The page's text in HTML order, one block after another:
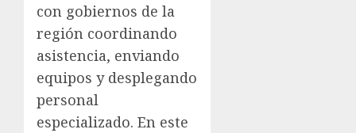
con gobiernos de la
región coordinando
asistencia, enviando
equipos y desplegando
personal
especializado. En este